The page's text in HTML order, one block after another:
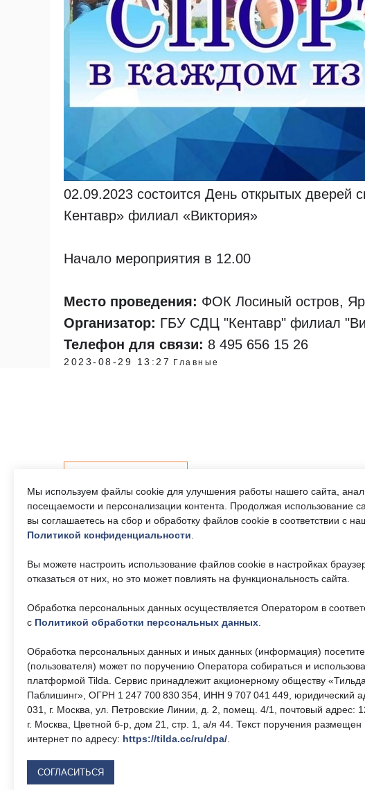
02.09.2023 состоится День открытых дверей
Кентавр» филиал «Виктория»
Начало мероприятия в 12.00
Место проведения: ФОК Лосиный остров,
Организатор: ГБУ СДЦ "Кентавр" филиал
Телефон для связи: 8 495 656 15 26
2023-08-29 13:27 Главные
Телефон единого
8 (495) 161-00-40
okc-
svao@svao.mos.ru
Почта:
Пн-Пт 9:00 —
17:30, обед 12:00
— 13:00
Об учреждении:
Документы
Электронный
Результаты НОК
услуг
Мы используем файлы cookie для улучшения работы нашего сайта,
посещаемости и персонализации контента. Продолжая использование
вы соглашаетесь на сбор и обработку файлов cookie в соответствии с
Политикой конфиденциальности.
Вы можете настроить использование файлов cookie в настройках
отказаться от них, но это может повлиять на функциональность сайта.
Обработка персональных данных осуществляется Оператором в
с Политикой обработки персональных данных.
Обработка персональных данных и иных данных (информация)
(пользователя) может по поручению Оператора собираться и
платформой Tilda. Сервис принадлежит акционерному обществу
Паблишинг», ОГРН 1 247 700 830 354, ИНН 9 707 041 449, юридический
031, г. Москва, ул. Петровские Линии, д. 2, помещ. 4/1, почтовый адрес:
г. Москва, Цветной б-р, дом 21, стр. 1, а/я 44. Текст поручения размещен
интернет по адресу: https://tilda.cc/ru/dpa/.
СОГЛАСИТЬСЯ